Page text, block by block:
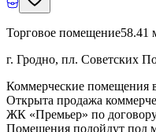
Торговое помещение58.41
г. Гродно, пл. Советских
Коммерческие помещения
Открыта продажа
ЖК «Премьер» по договору
Помещения подойдут под